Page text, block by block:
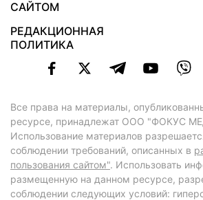
САЙТОМ
РЕДАКЦИОННАЯ
ПОЛИТИКА
Все права на материалы,
ресурсе, принадлежат ООО "ФОКУС
Использование материалов
соблюдении требований, описанных в
пользования сайтом". Использовать
размещенную на данном ресурсе,
соблюдении следующих условий: